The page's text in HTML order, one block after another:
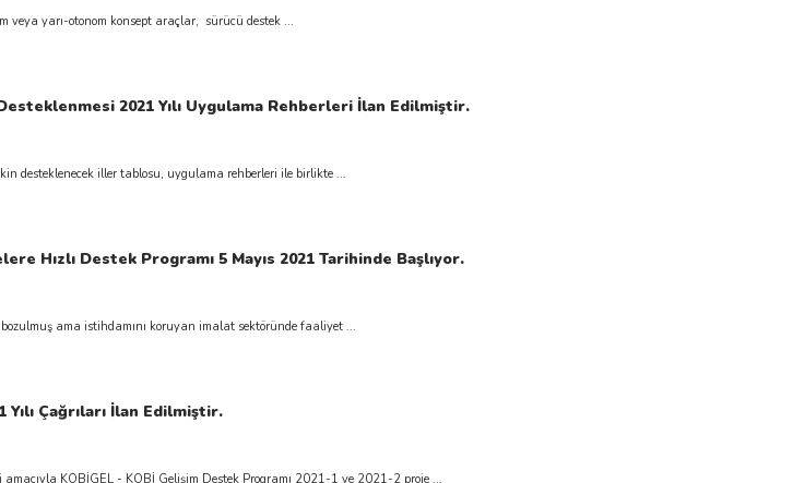
veya yarı-otonom konsept araçlar, sürücü destek ...
2021 Yılı Uygulama Rehberleri İlan Edilmiştir.
desteklenecek iller tablosu, uygulama rehberleri ile birlikte ...
Hızlı Destek Programı 5 Mayıs 2021 Tarihinde Başlıyor.
ama istihdamını koruyan imalat sektöründe faaliyet ...
Çağrıları İlan Edilmiştir.
KOBİGEL - KOBİ Gelişim Destek Programı 2021-1 ve 2021-2 proje ...